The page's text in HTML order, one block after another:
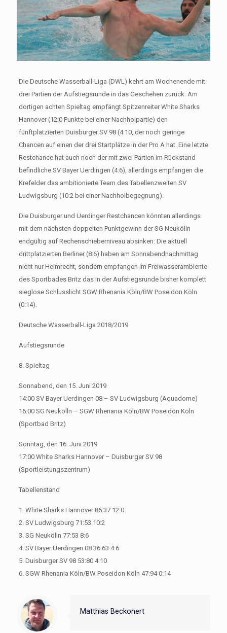
Die Deutsche Wasserball-Liga (DWL) kehrt am Wochenende mit
drei Partien der Aufstiegsrunde in das Geschehen zurück. Am
dortigen achten Spieltag empfängt Spitzenreiter White Sharks
Hannover (12:0 Punkte bei einer Nachholpartie) den
fünftplatzierten Duisburger SV 98 (4:10, der noch geringe
Chancen auf einen der drei Startplätze in der Pro A hat. Eine letzte
Restchance hat auch noch der mit zwei Partien im Rückstand
befindliche SV Bayer Uerdingen (4:6), allerdings empfangen die
Krefelder das ambitionierte Team des Tabellenzweiten SV
Ludwigsburg (10:2 bei einer Nachholbegegnung).
Die Duisburger und Uerdinger Restchancen könnten allerdings
mit dem nächsten doppelten Punktgewinn der SG Neukölln
endgültig auf Rechenschieberniveau absinken: Die aktuell
drittplatzierten Berliner (8:6) haben am Sonnabendnachmittag
nicht nur Heimrecht, sondern empfangen im Freiwasserambiente
des Sportbades Britz das in der Aufstiegsrunde bisher komplett
sieglose Schlusslicht SGW Rhenania Köln/BW Poseidon Köln
(0:14).
Deutsche Wasserball-Liga 2018/2019
Aufstiegsrunde
8. Spieltag
Sonnabend, den 15. Juni 2019
14:00 SV Bayer Uerdingen 08 – SV Ludwigsburg (Aquadome)
16:00 SG Neukölln – SGW Rhenania Köln/BW Poseidon Köln
(Sportbad Britz)
Sonntag, den 16. Juni 2019
17:00 White Sharks Hannover – Duisburger SV 98
(Sportleistungszentrum)
Tabellenstand
1. White Sharks Hannover 86:37 12:0
2. SV Ludwigsburg 71:53 10:2
3. SG Neukölln 77:53 8:6
4. SV Bayer Uerdingen 08 36:63 4:6
5. Duisburger SV 98 53:80 4:10
6. SGW Rhenania Köln/BW Poseidon Köln 47:94 0:14
Matthias Beckonert